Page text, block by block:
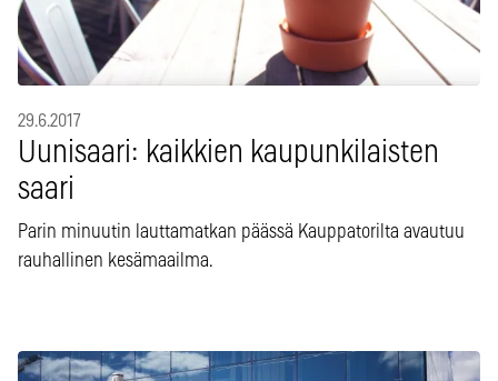
29.6.2017
Uunisaari: kaikkien kaupunkilaisten
saari
Parin minuutin lauttamatkan päässä Kauppatorilta avautuu
rauhallinen kesämaailma.